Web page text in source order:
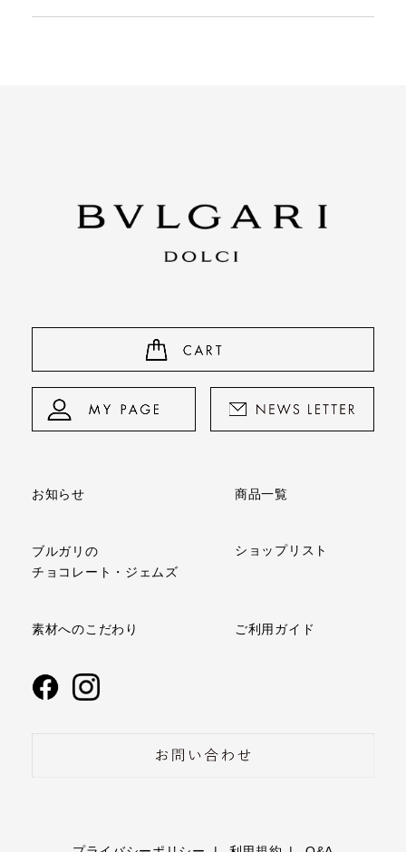
お知らせ 商品一覧
ブルガリの
チョコレート・ジェムズ
ショップリスト
素材へのこだわり ご利用ガイド